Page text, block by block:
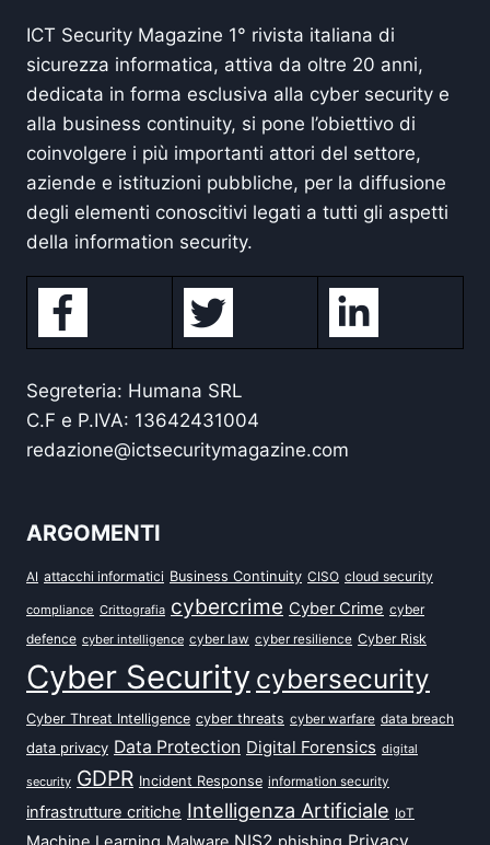
ICT Security Magazine 1° rivista italiana di
sicurezza informatica, attiva da oltre 20 anni,
dedicata in forma esclusiva alla cyber security e
alla business continuity, si pone l’obiettivo di
coinvolgere i più importanti attori del settore,
aziende e istituzioni pubbliche, per la diffusione
degli elementi conoscitivi legati a tutti gli aspetti
della information security.
Segreteria: Humana SRL
C.F e P.IVA: 13642431004
redazione@ictsecuritymagazine.com
ARGOMENTI
AI attacchi informatici Business Continuity CISO cloud security
compliance Crittografia cybercrime Cyber Crime cyber
defence cyber intelligence cyber law cyber resilience Cyber Risk
Cyber Security cybersecurity
Cyber Threat Intelligence cyber threats cyber warfare data breach
data privacy Data Protection Digital Forensics digital
security GDPR Incident Response information security
infrastrutture critiche Intelligenza Artificiale IoT